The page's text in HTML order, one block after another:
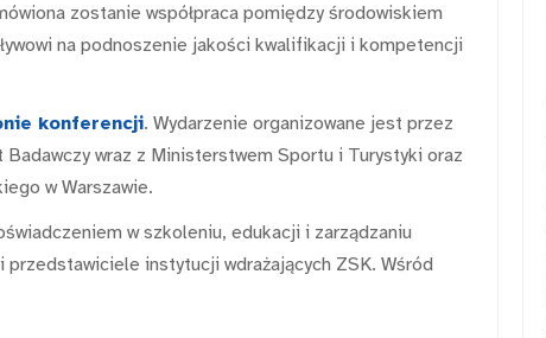
zostanie współpraca pomiędzy środowiskiem
na podnoszenie jakości kwalifikacji i kompetencji
konferencji. Wydarzenie organizowane jest przez
wraz z Ministerstwem Sportu i Turystyki oraz
w Warszawie.
w szkoleniu, edukacji i zarządzaniu
instytucji wdrażających ZSK. Wśród